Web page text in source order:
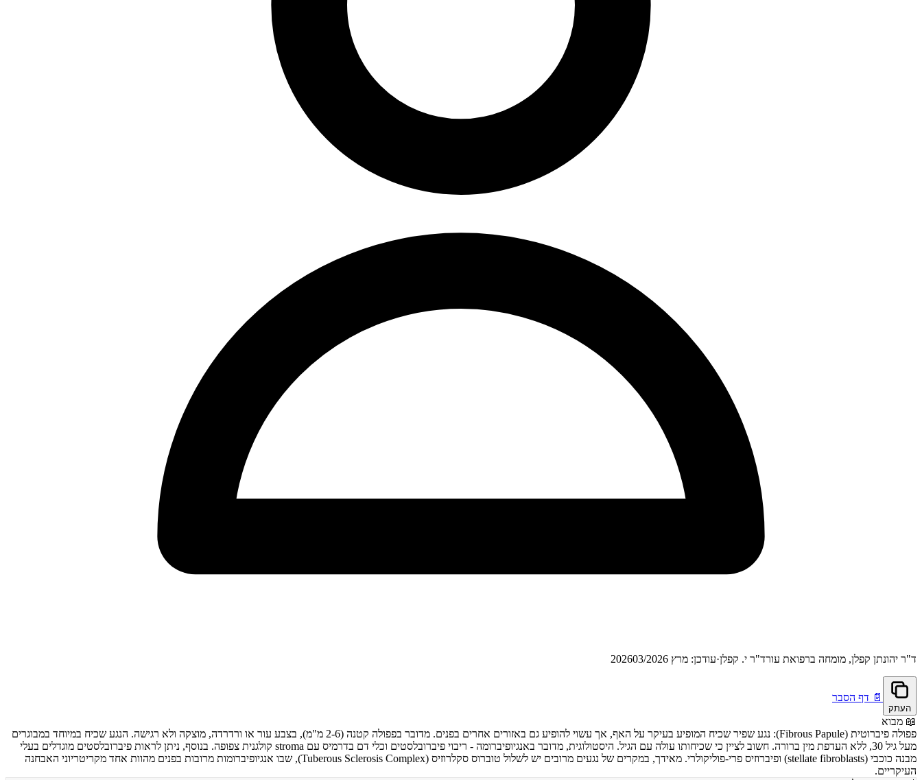
ד"ר יהונתן קפלן, מומחה ברפואת עורד"ר י. קפלן·עודכן: מרץ 2026 03/2026
העתק
📄 דף הסבר
📖 מבוא
פפולה פיברוטית (Fibrous Papule): נגע שפיר שכיח המופיע בעיקר על האף, אך עשוי להופיע גם באזורים אחרים בפנים. מדובר בפפולה קטנה (2-6 מ"מ), בצבע עור או ורדרדה, מוצקה ולא רגישה. הנגע שכיח במיוחד במבוגרים
מעל גיל 30, ללא העדפת מין ברורה. חשוב לציין כי שכיחותו עולה עם הגיל. היסטולוגית, מדובר באנגיופיברומה - ריבוי פיברובלסטים וכלי דם בדרמיס עם stroma קולגנית צפופה. בנוסף, ניתן לראות פיברובלסטים מוגדלים בעלי
מבנה כוכבי (stellate fibroblasts) ופיברוזיס פרי-פוליקולרי. מאידך, במקרים של נגעים מרובים יש לשלול טוברוס סקלרוזיס (Tuberous Sclerosis Complex), שבו אנגיופיברומות מרובות בפנים מהוות אחד מקריטריוני האבחנה
העיקריים.